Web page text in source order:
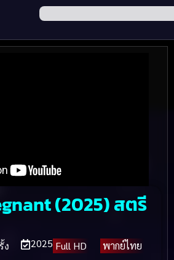
(2025) สตรี
ง 2025 Full HD พากย์ไทย